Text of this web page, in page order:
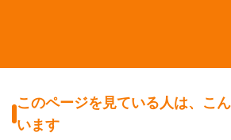
このページを見ている人は、こ
います